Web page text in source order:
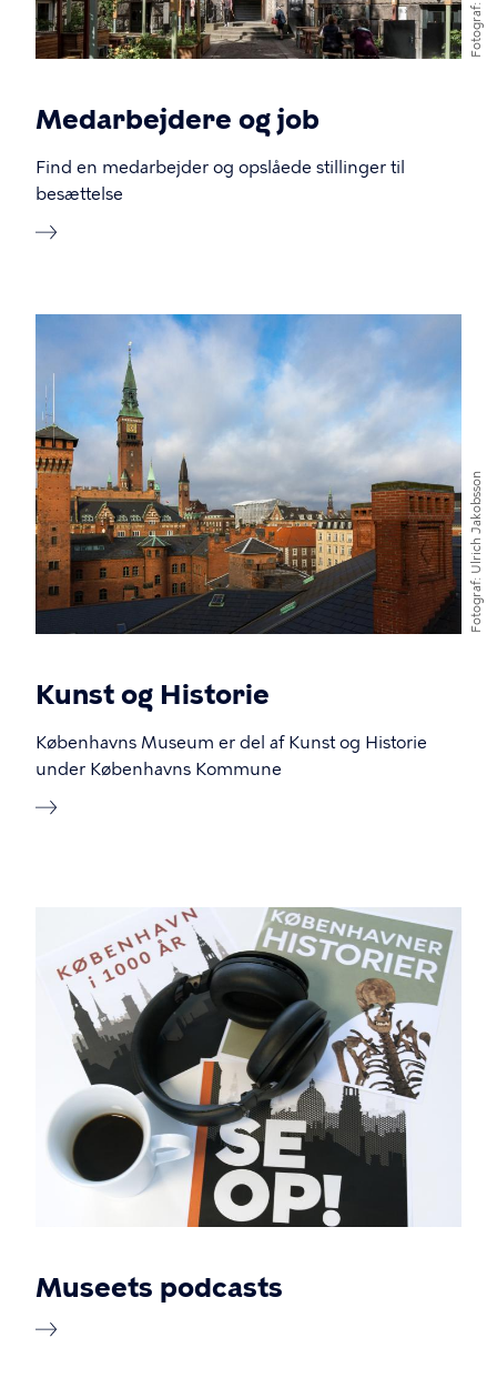
Fotograf
Medarbejdere og job
Find en medarbejder og opslåede stillinger til
besættelse
Fotograf
Ulrich Jakobsson
Kunst og Historie
Københavns Museum er del af Kunst og Historie
under Københavns Kommune
Museets podcasts